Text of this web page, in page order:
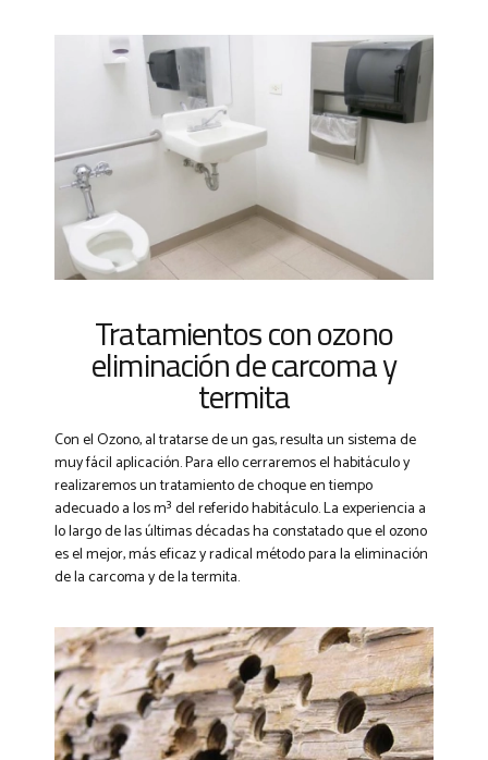
Tratamientos con ozono
eliminación de carcoma y
termita
Con el Ozono, al tratarse de un gas, resulta un sistema de
muy fácil aplicación. Para ello cerraremos el habitáculo y
realizaremos un tratamiento de choque en tiempo
adecuado a los m³ del referido habitáculo. La experiencia a
lo largo de las últimas décadas ha constatado que el ozono
es el mejor, más eficaz y radical método para la eliminación
de la carcoma y de la termita.